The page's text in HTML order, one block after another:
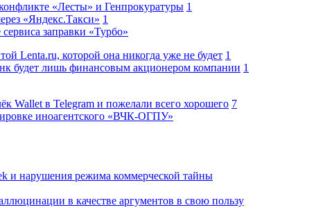
«Лесты» и Генпрокуратуры 1
«Яндекс.Такси» 1
заправки «Турбо»
Lenta.ru, которой она никогда уже не будет 1
будет лишь финансовым акционером компании 1
Wallet в Telegram и пожелали всего хорошего 7
иноагентского «ВЧК-ОГПУ»
и нарушения режима коммерческой тайны
в качестве аргументов в свою пользу